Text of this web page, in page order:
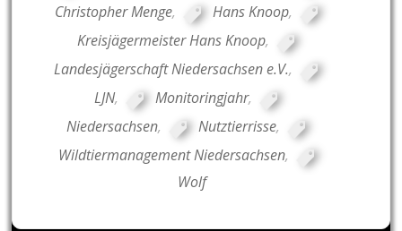
Christopher Menge, Hans Knoop,
Kreisjägermeister Hans Knoop,
Landesjägerschaft Niedersachsen e.V.,
LJN, Monitoringjahr,
Niedersachsen, Nutztierrisse,
Wildtiermanagement Niedersachsen,
Wolf